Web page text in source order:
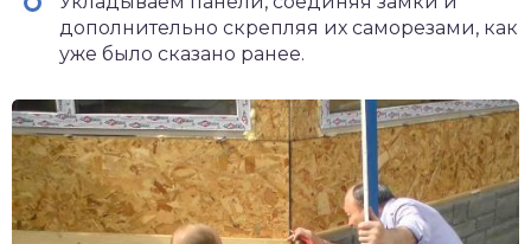
дополнительно скрепляя их саморезами, как
уже было сказано ранее.